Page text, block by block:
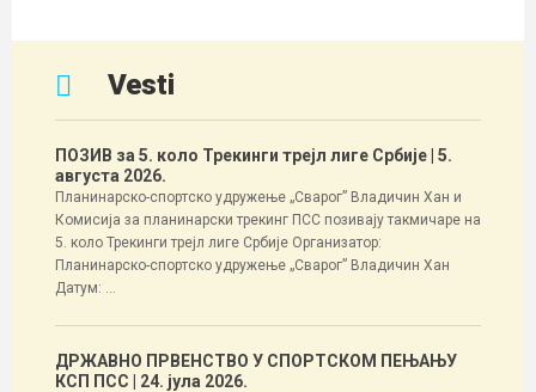
Vesti
ПОЗИВ за 5. коло Трекинги трејл лиге Србије | 5.
августа 2026.
Планинарско-спортско удружење „Сварог” Владичин Хан и
Комисија за планинарски трекинг ПСС позивају такмичаре на
5. коло Трекинги трејл лиге Србије Организатор:
Планинарско-спортско удружење „Сварог” Владичин Хан
Датум: ...
ДРЖАВНО ПРВЕНСТВО У СПОРТСКОМ ПЕЊАЊУ
КСП ПСС
| 24. јула 2026.